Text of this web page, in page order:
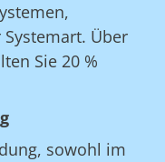
Über
Sie 20 %
sowohl im